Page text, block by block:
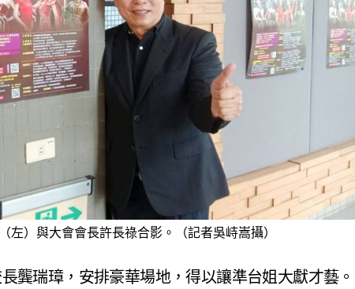
左）與大會會長許長祿合影。（記者吳峙嵩攝）
龔瑞璋，安排豪華場地，得以讓準台姐大獻才藝。